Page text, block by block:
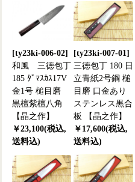
[ty23ki-006-02]
和風 三徳包丁
185 ﾀﾞﾏｽｶｽ17V
金1号 槌目磨
黒檀紫檀八角
【晶之作】
￥23,100(税込,
送料込)
[ty23ki-007-01]
三徳包丁 180 日
立青紙2号鋼 槌
目磨 口金あり
ステンレス黒合
板 【晶之作】
￥17,600(税込,
送料込)